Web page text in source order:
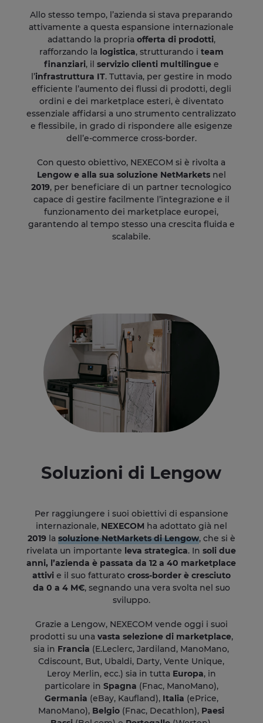
Allo stesso tempo, l’azienda si stava preparando
attivamente a questa espansione internazionale
adattando la propria offerta di prodotti,
rafforzando la logistica, strutturando i team
finanziari, il servizio clienti multilinguee
l’infrastruttura IT. Tuttavia, per gestire in modo
efficiente l’aumento dei flussi di prodotti, degli
ordini e dei marketplace esteri, è diventato
essenziale affidarsi a uno strumento centralizzato
e flessibile, in grado di rispondere alle esigenze
dell’e-commerce cross-border.
Con questo obiettivo, NEXECOM si è rivolta a
Lengow e alla sua soluzione NetMarketsnel
2019, per beneficiare di un partner tecnologico
capace di gestire facilmente l’integrazione e il
funzionamento dei marketplace europei,
garantendo al tempo stesso una crescita fluida e
scalabile.
Soluzioni di Lengow
Per raggiungere i suoi obiettivi di espansione
internazionale, NEXECOM ha adottato già nel
2019la soluzione NetMarkets di Lengow, che si è
rivelata un importante leva strategica. Insoli due
anni, l’azienda è passata da 12 a 40 marketplace
attivie il suo fatturato cross-border è cresciuto
da 0 a 4 M€, segnando una vera svolta nel suo
sviluppo.
Grazie a Lengow, NEXECOM vende oggi i suoi
prodotti su una vasta selezione di marketplace,
sia in Francia (E.Leclerc, Jardiland, ManoMano,
Cdiscount, But, Ubaldi, Darty, Vente Unique,
Leroy Merlin, ecc.) sia in tutta Europa, in
particolare in Spagna (Fnac, ManoMano),
Germania (eBay, Kaufland), Italia (ePrice,
ManoMano), Belgio (Fnac, Decathlon), Paesi